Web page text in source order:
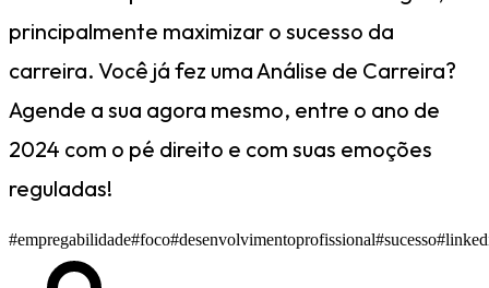
principalmente maximizar o sucesso da
carreira. Você já fez uma Análise de Carreira?
Agende a sua agora mesmo, entre o ano de
2024 com o pé direito e com suas emoções
reguladas!
#empregabilidade#foco#desenvolvimentoprofissional#sucesso